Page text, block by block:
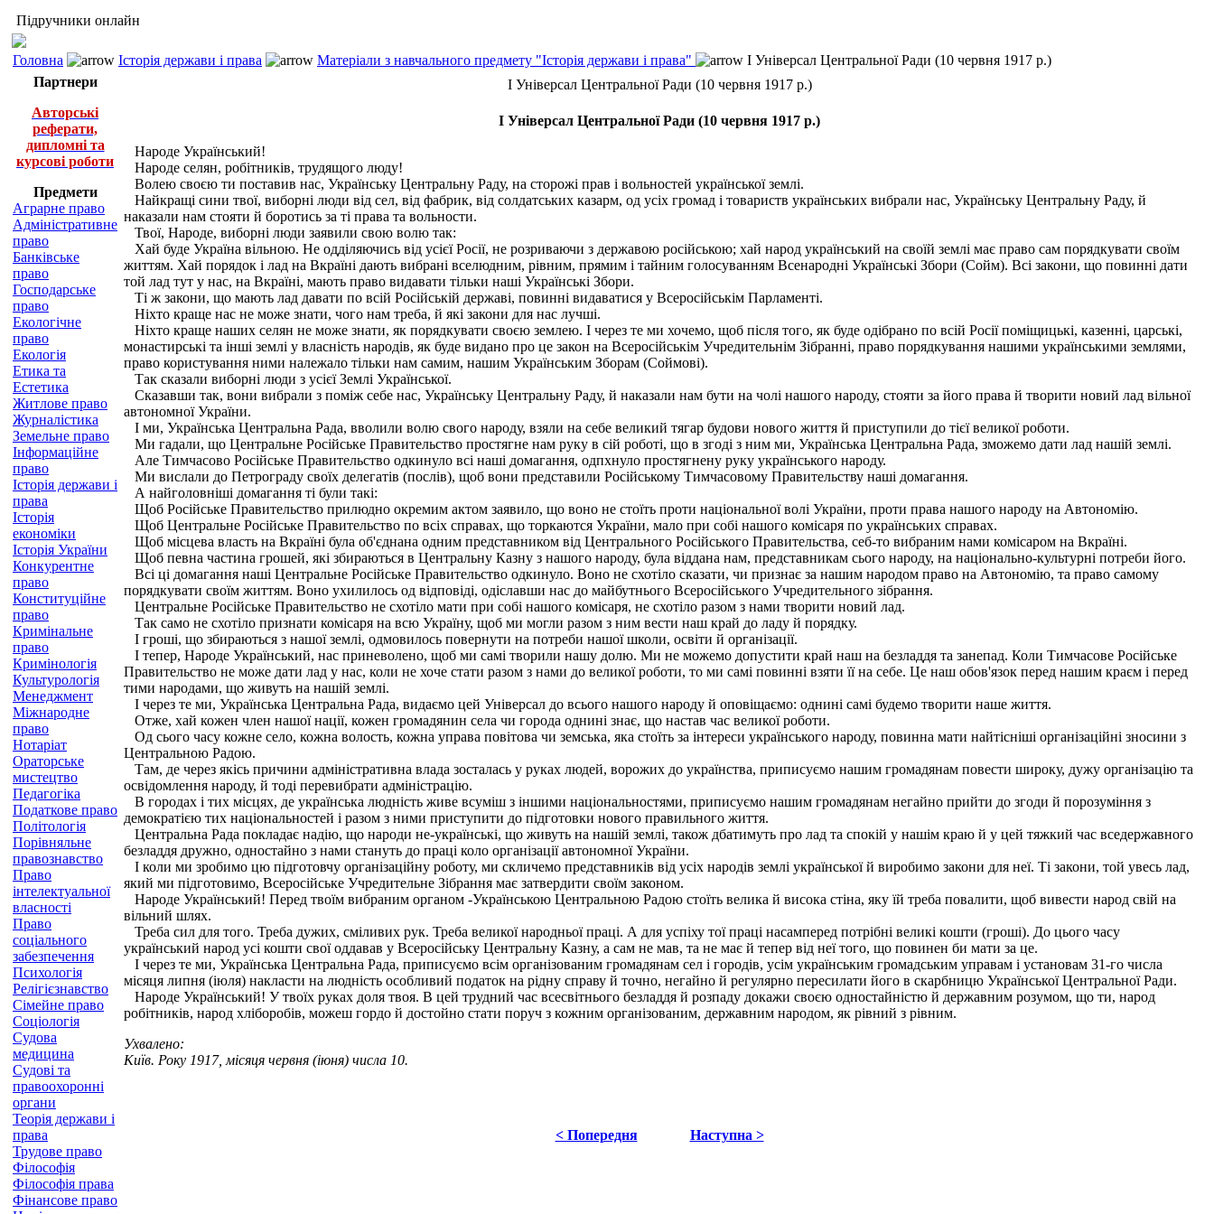
Підручники онлайн
Головна Історія держави і права Матеріали з навчального предмету "Історія держави і права"
І Універсал Центральної Ради (10 червня 1917 р.)
Партнери
Авторські
реферати,
дипломні та
курсові роботи
Предмети
Аграрне право
Адміністративне
право
Банківське
право
Господарське
право
Екологічне
право
Екологія
Етика та
Естетика
Житлове право
Журналістика
Земельне право
Інформаційне
право
Історія держави і
права
Історія
економіки
Історія України
Конкурентне
право
Конституційне
право
Кримінальне
право
Кримінологія
Культурологія
Менеджмент
Міжнародне
право
Нотаріат
Ораторське
мистецтво
Педагогіка
Податкове право
Політологія
Порівняльне
правознавство
Право
інтелектуальної
власності
Право
соціального
забезпечення
Психологія
Релігієзнавство
Сімейне право
Соціологія
Судова
медицина
Судові та
правоохоронні
органи
Теорія держави і
права
Трудове право
Філософія
Філософія права
Фінансове право
І Універсал Центральної Ради (10 червня 1917 р.)
І Універсал Центральної Ради (10 червня 1917 р.)
Народе Український!
Народе селян, робітників, трудящого люду!
Волею своєю ти поставив нас, Українську Центральну Раду, на сторожі прав і вольностей української землі.
Найкращі сини твої, виборні люди від сел, від фабрик, від солдатських казарм, од усіх громад і товариств українських вибрали нас, Українську Центральну Раду, й
наказали нам стояти й боротись за ті права та вольности.
Твої, Народе, виборні люди заявили свою волю так:
Хай буде Україна вільною. Не одділяючись від усієї Росії, не розриваючи з державою російською; хай народ український на своїй землі має право сам порядкувати своїм
життям. Хай порядок і лад на Вкраїні дають вибрані вселюдним, рівним, прямим і тайним голосуванням Всенародні Українські Збори (Сойм). Всі закони, що повинні дати
той лад тут у нас, на Вкраїні, мають право видавати тільки наші Українські Збори.
Ті ж закони, що мають лад давати по всій Російській державі, повинні видаватися у Всеросійськім Парламенті.
Ніхто краще нас не може знати, чого нам треба, й які закони для нас лучші.
Ніхто краще наших селян не може знати, як порядкувати своєю землею. І через те ми хочемо, щоб після того, як буде одібрано по всій Росії поміщицькі, казенні, царські,
монастирські та інші землі у власність народів, як буде видано про це закон на Всеросійськім Учредительнім Зібранні, право порядкування нашими українськими землями,
право користування ними належало тільки нам самим, нашим Українським Зборам (Соймові).
Так сказали виборні люди з усієї Землі Української.
Сказавши так, вони вибрали з поміж себе нас, Українську Центральну Раду, й наказали нам бути на чолі нашого народу, стояти за його права й творити новий лад вільної
автономної України.
І ми, Українська Центральна Рада, вволили волю свого народу, взяли на себе великий тягар будови нового життя й приступили до тієї великої роботи.
Ми гадали, що Центральне Російське Правительство простягне нам руку в сій роботі, що в згоді з ним ми, Українська Центральна Рада, зможемо дати лад нашій землі.
Але Тимчасово Російське Правительство одкинуло всі наші домагання, одпхнуло простягнену руку українського народу.
Ми вислали до Петрограду своїх делегатів (послів), щоб вони представили Російському Тимчасовому Правительству наші домагання.
А найголовніші домагання ті були такі:
Щоб Російське Правительство прилюдно окремим актом заявило, що воно не стоїть проти національної волі України, проти права нашого народу на Автономію.
Щоб Центральне Російське Правительство по всіх справах, що торкаются України, мало при собі нашого комісаря по українських справах.
Щоб місцева власть на Вкраїні була об'єднана одним представником від Центрального Російського Правительства, себ-то вибраним нами комісаром на Вкраїні.
Щоб певна частина грошей, які збираються в Центральну Казну з нашого народу, була віддана нам, представникам сього народу, на національно-культурні потреби його.
Всі ці домагання наші Центральне Російське Правительство одкинуло. Воно не схотіло сказати, чи признає за нашим народом право на Автономію, та право самому
порядкувати своїм життям. Воно ухилилось од відповіді, одіславши нас до майбутнього Всеросійського Учредительного зібрання.
Центральне Російське Правительство не схотіло мати при собі нашого комісаря, не схотіло разом з нами творити новий лад.
Так само не схотіло признати комісаря на всю Україну, щоб ми могли разом з ним вести наш край до ладу й порядку.
І гроші, що збираються з нашої землі, одмовилось повернути на потреби нашої школи, освіти й організації.
І тепер, Народе Український, нас приневолено, щоб ми самі творили нашу долю. Ми не можемо допустити край наш на безладдя та занепад. Коли Тимчасове Російське
Правительство не може дати лад у нас, коли не хоче стати разом з нами до великої роботи, то ми самі повинні взяти її на себе. Це наш обов'язок перед нашим краєм і перед
тими народами, що живуть на нашій землі.
І через те ми, Українська Центральна Рада, видаємо цей Універсал до всього нашого народу й оповіщаємо: однині самі будемо творити наше життя.
Отже, хай кожен член нашої нації, кожен громадянин села чи города однині знає, що настав час великої роботи.
Од сього часу кожне село, кожна волость, кожна управа повітова чи земська, яка стоїть за інтереси українського народу, повинна мати найтісніші організаційні зносини з
Центральною Радою.
Там, де через якісь причини адміністративна влада зосталась у руках людей, ворожих до українства, приписуємо нашим громадянам повести широку, дужу організацію та
освідомлення народу, й тоді перевибрати адміністрацію.
В городах і тих місцях, де українська людність живе всуміш з іншими національностями, приписуємо нашим громадянам негайно прийти до згоди й порозуміння з
демократією тих національностей і разом з ними приступити до підготовки нового правильного життя.
Центральна Рада покладає надію, що народи не-українські, що живуть на нашій землі, також дбатимуть про лад та спокій у нашім краю й у цей тяжкий час вседержавного
безладдя дружно, одностайно з нами стануть до праці коло організації автономної України.
І коли ми зробимо цю підготовчу організаційну роботу, ми скличемо представників від усіх народів землі української й виробимо закони для неї. Ті закони, той увесь лад,
який ми підготовимо, Всеросійське Учредительне Зібрання має затвердити своїм законом.
Народе Український! Перед твоїм вибраним органом -Українською Центральною Радою стоїть велика й висока стіна, яку їй треба повалити, щоб вивести народ свій на
вільний шлях.
Треба сил для того. Треба дужих, сміливих рук. Треба великої народньої праці. А для успіху тої праці насамперед потрібні великі кошти (гроші). До цього часу
український народ усі кошти свої оддавав у Всеросійську Центральну Казну, а сам не мав, та не має й тепер від неї того, що повинен би мати за це.
І через те ми, Українська Центральна Рада, приписуємо всім організованим громадянам сел і городів, усім українським громадським управам і установам 31-го числа
місяця липня (іюля) накласти на людність особливий податок на рідну справу й точно, негайно й регулярно пересилати його в скарбницю Української Центральної Ради.
Народе Український! У твоїх руках доля твоя. В цей трудний час всесвітнього безладдя й розпаду докажи своєю одностайністю й державним розумом, що ти, народ
робітників, народ хліборобів, можеш гордо й достойно стати поруч з кожним організованим, державним народом, як рівний з рівним.
Ухвалено:
Київ. Року 1917, місяця червня (іюня) числа 10.
< Попередня Наступна >